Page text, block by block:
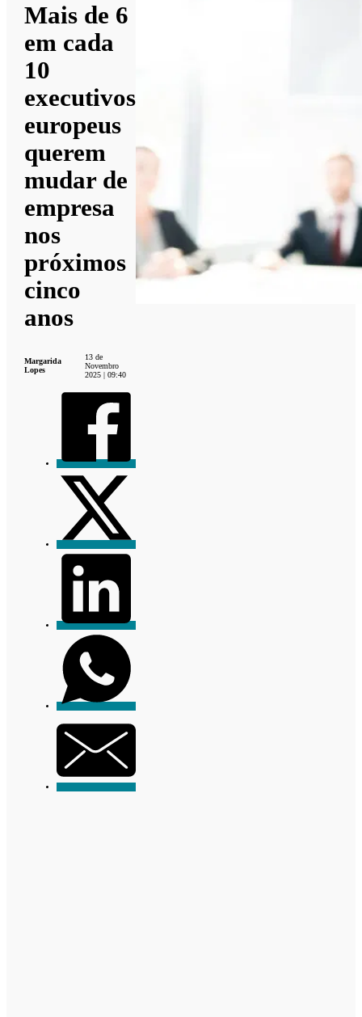
Mais de 6
em cada
10
executivos
europeus
querem
mudar de
empresa
nos
próximos
cinco
anos
Margarida
Lopes
13 de
Novembro
2025 | 09:40